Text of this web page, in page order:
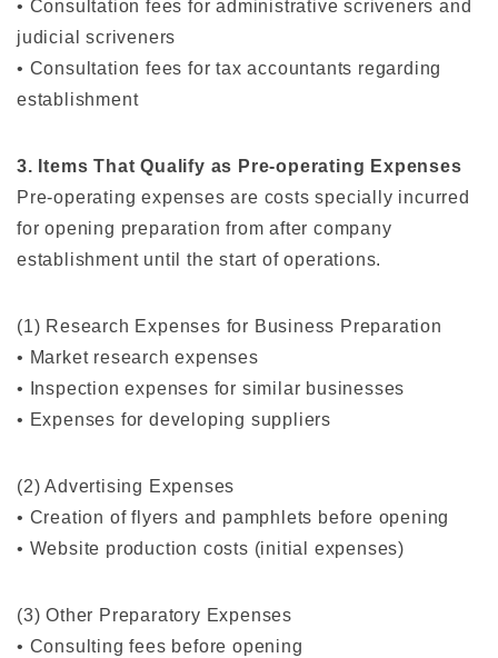
• Consultation fees for administrative scriveners and
judicial scriveners
• Consultation fees for tax accountants regarding
establishment
3. Items That Qualify as Pre-operating Expenses
Pre-operating expenses are costs specially incurred
for opening preparation from after company
establishment until the start of operations.
(1) Research Expenses for Business Preparation
• Market research expenses
• Inspection expenses for similar businesses
• Expenses for developing suppliers
(2) Advertising Expenses
• Creation of flyers and pamphlets before opening
• Website production costs (initial expenses)
(3) Other Preparatory Expenses
• Consulting fees before opening